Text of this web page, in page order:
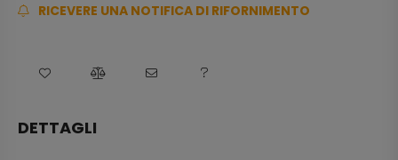
RICEVERE UNA NOTIFICA DI RIFORNIMENTO
DETTAGLI